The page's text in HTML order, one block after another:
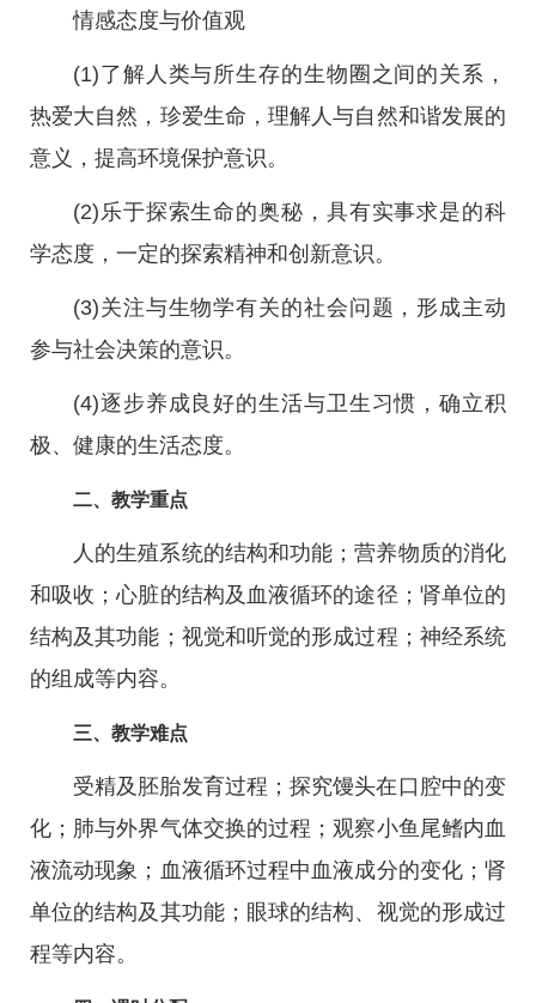
情感态度与价值观
(1)了解人类与所生存的生物圈之间的关系，
热爱大自然，珍爱生命，理解人与自然和谐发展的
意义，提高环境保护意识。
(2)乐于探索生命的奥秘，具有实事求是的科
学态度，一定的探索精神和创新意识。
(3)关注与生物学有关的社会问题，形成主动
参与社会决策的意识。
(4)逐步养成良好的生活与卫生习惯，确立积
极、健康的生活态度。
二、教学重点
人的生殖系统的结构和功能；营养物质的消化
和吸收；心脏的结构及血液循环的途径；肾单位的
结构及其功能；视觉和听觉的形成过程；神经系统
的组成等内容。
三、教学难点
受精及胚胎发育过程；探究馒头在口腔中的变
化；肺与外界气体交换的过程；观察小鱼尾鳍内血
液流动现象；血液循环过程中血液成分的变化；肾
单位的结构及其功能；眼球的结构、视觉的形成过
程等内容。